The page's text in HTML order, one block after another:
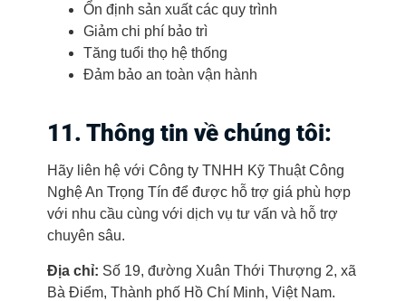
Ổn định sản xuất các quy trình
Giảm chi phí bảo trì
Tăng tuổi thọ hệ thống
Đảm bảo an toàn vận hành
11. Thông tin về chúng tôi:
Hãy liên hệ với Công ty TNHH Kỹ Thuật Công
Nghệ An Trọng Tín để được hỗ trợ giá phù hợp
với nhu cầu cùng với dịch vụ tư vấn và hỗ trợ
chuyên sâu.
Địa chỉ: Số 19, đường Xuân Thới Thượng 2, xã
Bà Điểm, Thành phố Hồ Chí Minh, Việt Nam.